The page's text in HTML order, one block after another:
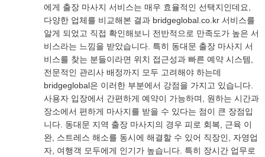
에게 출장 마사지 서비스는 매우 효율적인 선택지인데요,
다양한 업체를 비교해본 결과 bridgeglobal.co.kr 서비스를
알게 되었고 직접 확인해보니 전반적으로 만족도가 높은 서
비스라는 느낌을 받았습니다. 특히 동대문 출장 마사지 서
비스를 찾는 분들이라면 위치 접근성과 빠른 예약 시스템,
전문적인 관리사 배정까지 모두 고려해야 하는데
bridgeglobal은 이러한 부분에서 강점을 가지고 있습니다.
사용자 입장에서 간편하게 예약이 가능하며, 원하는 시간과
장소에서 편하게 마사지를 받을 수 있다는 점이 큰 장점입
니다. 동대문 지역 출장 마사지의 경우 피로 회복, 근육 이
완, 스트레스 해소를 동시에 해결할 수 있어 직장인, 자영업
자, 여행객 모두에게 인기가 높습니다. 특히 장시간 업무로